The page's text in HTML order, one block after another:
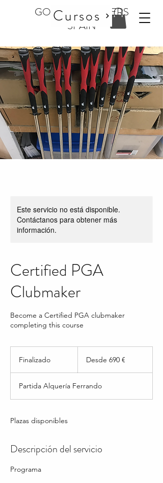
GOLF CLUBMAKERS
SPAIN
Cursos
Este servicio no está disponible.
Contáctanos para obtener más
información.
Certified PGA
Clubmaker
Become a Certified PGA clubmaker
completing this course
Finalizado
a
l
z
o
eurosDesde 690 €
Partida Alquería Ferrando
Plazas disponibles
Descripción del servicio
Programa